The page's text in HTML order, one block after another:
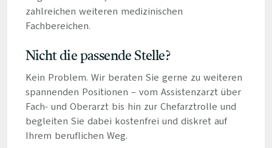
zahlreichen weiteren medizinischen
Fachbereichen.
Nicht die passende Stelle?
Kein Problem. Wir beraten Sie gerne zu weiteren
spannenden Positionen – vom Assistenzarzt über
Fach- und Oberarzt bis hin zur Chefarztrolle und
begleiten Sie dabei kostenfrei und diskret auf
Ihrem beruflichen Weg.